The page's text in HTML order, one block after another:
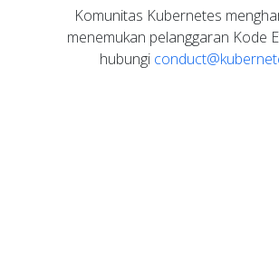
Komunitas Kubernetes
menemukan pelanggaran Kode
hubungi